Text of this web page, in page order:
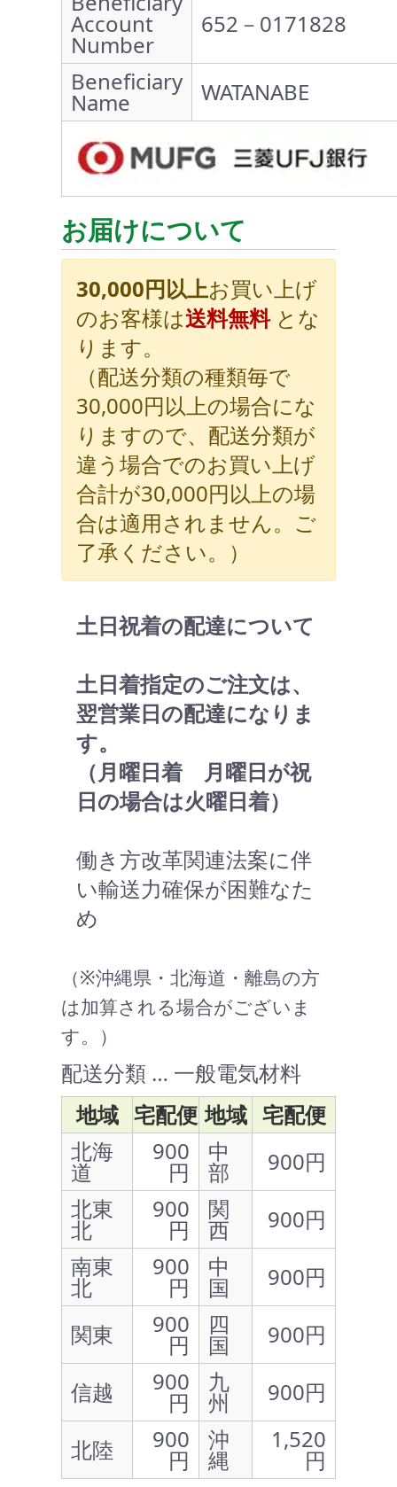
Account
Number
652－0171828
Beneficiary
Name WATANABE
お届けについて
30,000円以上お買い上げ
のお客様は送料無料とな
ります。
（配送分類の種類毎で
30,000円以上の場合にな
りますので、配送分類が
違う場合でのお買い上げ
合計が30,000円以上の場
合は適用されません。ご
了承ください。）
土日祝着の配達について
土日着指定のご注文は、
翌営業日の配達になりま
す。
（月曜日着 月曜日が祝
日の場合は火曜日着）
働き方改革関連法案に伴
い輸送力確保が困難なた
め
（※沖縄県・北海道・離島の方
は加算される場合がございま
す。）
配送分類 … 一般電気材料
地域 宅配便 地域 宅配便
北海
道
900
円
中
部
900円
北東
北
900
円
関
西
900円
南東
北
900
円
中
国
900円
関東
900
円
四
国
900円
信越
900
円
九
州
900円
北陸
900
円
沖
縄
1,520
円